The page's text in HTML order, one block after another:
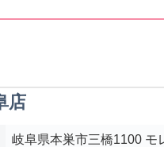
店
岐阜県本巣市三橋1100 モ